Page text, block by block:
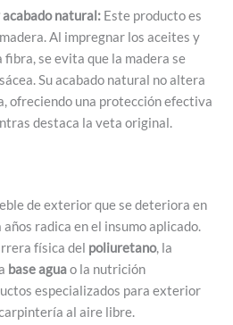
natural: Este producto es
Al impregnar los aceites y
se evita que la madera se
Su acabado natural no altera
ofreciendo una protección efectiva
destaca la veta original.
de exterior que se deteriora en
radica en el insumo aplicado.
física del poliuretano, la
base aguao la nutrición
especializados para exterior
al aire libre.